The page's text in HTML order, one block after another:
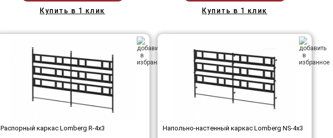
Купить в 1 клик Купить в 1 клик
Распорный каркас Lomberg R-4х3 Напольно-настенный каркас Lomberg NS-4х3